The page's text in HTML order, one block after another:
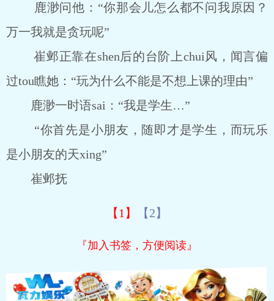
鹿渺问他：“你那会儿怎么都不问我原因？
万一我就是贪玩呢”
崔邺正靠在shen后的台阶上chui风，闻言偏
过tou瞧她：“玩为什么不能是不想上课的理由”
鹿渺一时语sai：“我是学生…”
“你首先是小朋友，随即才是学生，而玩乐
是小朋友的天xing”
崔邺抚
【1】 【2】
『加入书签，方便阅读』